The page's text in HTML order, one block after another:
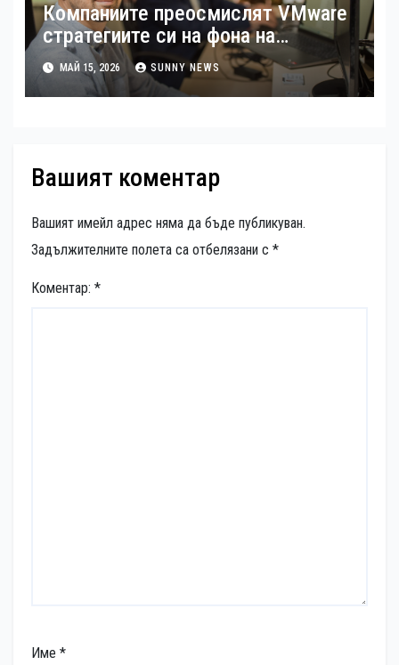
Компаниите преосмислят VMware
стратегиите си на фона на
растящите разходи за
виртуализация
МАЙ 15, 2026 SUNNY NEWS
Вашият коментар
Вашият имейл адрес няма да бъде публикуван.
Задължителните полета са отбелязани с *
Коментар: *
Име *